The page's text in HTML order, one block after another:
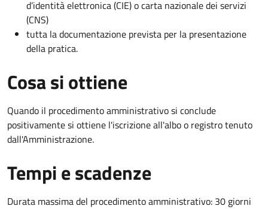
d’identità elettronica (CIE) o carta nazionale dei servizi
(CNS)
tutta la documentazione prevista per la presentazione
della pratica.
Cosa si ottiene
Quando il procedimento amministrativo si conclude
positivamente si ottiene l'iscrizione all'albo o registro tenuto
dall'Amministrazione.
Tempi e scadenze
Durata massima del procedimento amministrativo: 30 giorni